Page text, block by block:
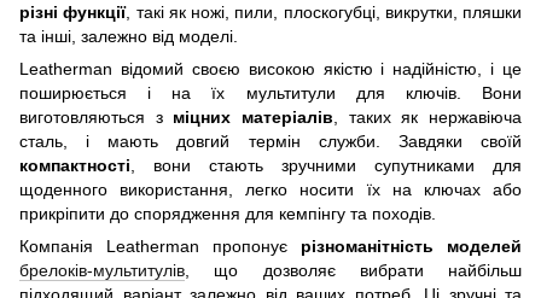
різні функції, такі як ножі, пили, плоскогубці, викрутки, пляшки
та інші, залежно від моделі.
Leatherman відомий своєю високою якістю і надійністю, і це
поширюється і на їх мультитули для ключів. Вони
виготовляються з міцних матеріалів, таких як нержавіюча
сталь, і мають довгий термін служби. Завдяки своїй
компактності, вони стають зручними супутниками для
щоденного використання, легко носити їх на ключах або
прикріпити до спорядження для кемпінгу та походів.
Компанія Leatherman пропонує різноманітність моделей
брелоків-мультитулів, що дозволяє вибрати найбільш